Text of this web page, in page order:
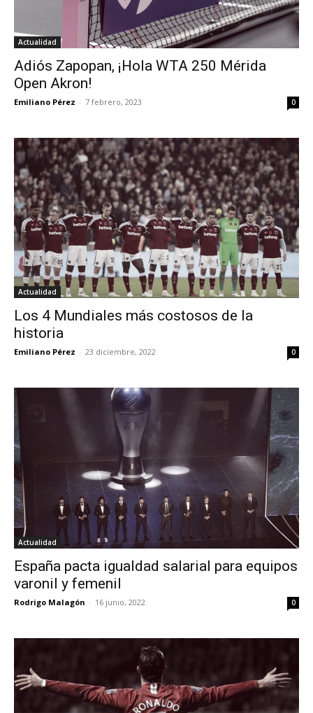
Actualidad
Adiós Zapopan, ¡Hola WTA 250 Mérida
Open Akron!
Emiliano Pérez - 7 febrero, 2023 0
Actualidad
Los 4 Mundiales más costosos de la
historia
Emiliano Pérez - 23 diciembre, 2022 0
Actualidad
España pacta igualdad salarial para equipos
varonil y femenil
Rodrigo Malagón - 16 junio, 2022 0